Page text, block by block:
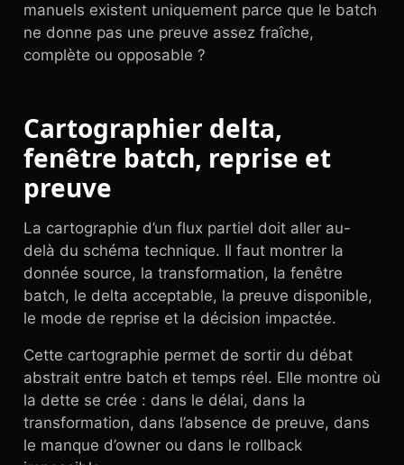
manuels existent uniquement parce que le batch
ne donne pas une preuve assez fraîche,
complète ou opposable ?
Cartographier delta,
fenêtre batch, reprise et
preuve
La cartographie d’un flux partiel doit aller au-
delà du schéma technique. Il faut montrer la
donnée source, la transformation, la fenêtre
batch, le delta acceptable, la preuve disponible,
le mode de reprise et la décision impactée.
Cette cartographie permet de sortir du débat
abstrait entre batch et temps réel. Elle montre où
la dette se crée : dans le délai, dans la
transformation, dans l’absence de preuve, dans
le manque d’owner ou dans le rollback